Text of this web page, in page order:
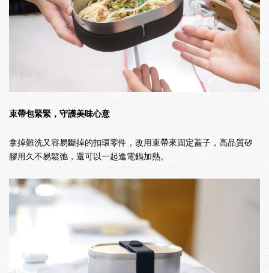
束帶包緊緊，守護美味心意
拿掉難洗又容易斷掉的扣環零件，改用束帶來固定蓋子，高品質矽
膠用久不易鬆弛，還可以一起進電鍋加熱。